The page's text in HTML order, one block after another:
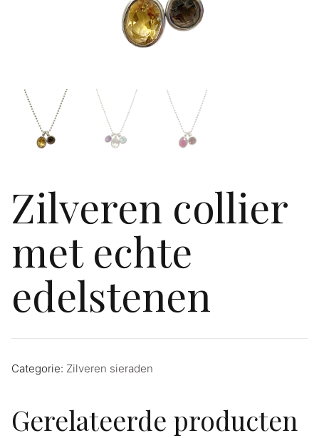
Zilveren collier
met echte
edelstenen
Categorie: Zilveren sieraden
Gerelateerde producten